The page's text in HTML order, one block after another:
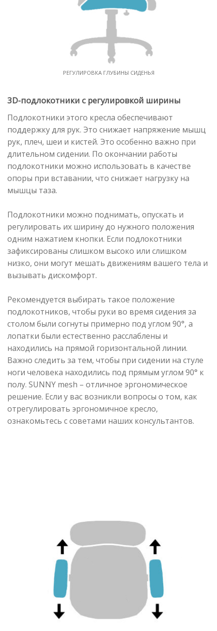
РЕГУЛИРОВКА ГЛУБИНЫ СИДЕНЬЯ
3D-подлокотники с регулировкой ширины
Подлокотники этого кресла обеспечивают
поддержку для рук. Это снижает напряжение мышц
рук, плеч, шеи и кистей. Это особенно важно при
длительном сидении. По окончании работы
подлокотники можно использовать в качестве
опоры при вставании, что снижает нагрузку на
мышцы таза.
Подлокотники можно поднимать, опускать и
регулировать их ширину до нужного положения
одним нажатием кнопки. Если подлокотники
зафиксированы слишком высоко или слишком
низко, они могут мешать движениям вашего тела и
вызывать дискомфорт.
Рекомендуется выбирать такое положение
подлокотников, чтобы руки во время сидения за
столом были согнуты примерно под углом 90°, а
лопатки были естественно расслаблены и
находились на прямой горизонтальной линии.
Важно следить за тем, чтобы при сидении на стуле
ноги человека находились под прямым углом 90° к
полу. SUNNY mesh – отличное эргономическое
решение. Если у вас возникли вопросы о том, как
отрегулировать эргономичное кресло,
ознакомьтесь с советами наших консультантов.